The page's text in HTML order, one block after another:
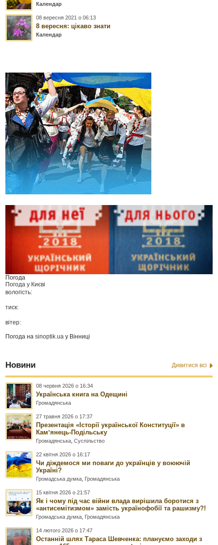
Календар
08 вересня 2021 о 06:13
8 вересня: цікаво знати
Календар
Погода
Погода у Києві
вологість:
тиск:
вітер:
Погода наsinoptik.ua у Вінниці
Новини Дивитися всі
08 червня 2026 о 16:34
Українська книга на Одещині
Громадянська
27 травня 2026 о 17:37
Презентація «Історії української Конституції» в
Камʼянець-Подільську
Громадянська ,Суспільство
22 квітня 2026 о 16:17
Чи діждемося ми поваги до українців у воюючій
Україні?
Громадська думка Громадянська
15 квітня 2026 о 21:57
Як і чому під час війни влада вирішила боротися з
«антисемітизмом» замість українофобії та рашизму?!
Громадська думка Громадянська
14 лютого 2026 о 17:47
Останній шлях Тараса Шевченка: плануємо заходи з